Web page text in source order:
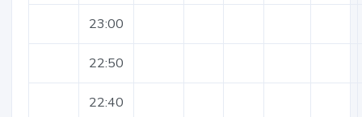
23:00
22:50
22:40